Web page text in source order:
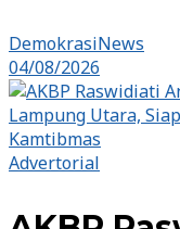
DemokrasiNews
04/08/2026
Advertorial